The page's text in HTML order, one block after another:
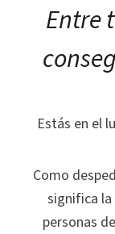
Entre
Estás en el
Como
significa la
personas